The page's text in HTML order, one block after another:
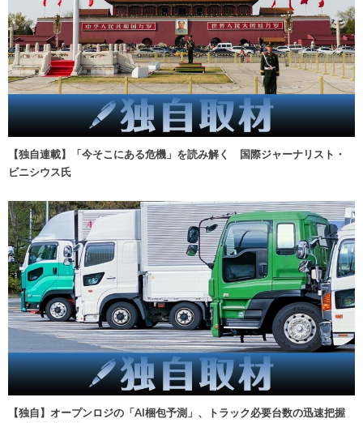
【独自連載】「今そこにある危機」を読み解く 国際ジャーナリスト・
ビニシウス氏
【独自】オープンロジの「AI梱包予測」、トラック必要台数の迅速把握